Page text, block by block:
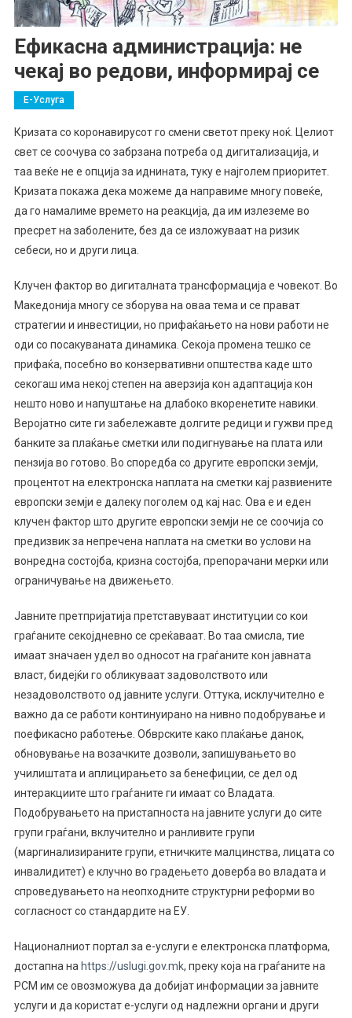
Ефикасна администрација: не
чекај во редови, информирај се
Е-Услуга
Кризата со коронавирусот го смени светот преку ноќ. Целиот
свет се соочува со забрзана потреба од дигитализација, и
таа веќе не е опција за иднината, туку е најголем приоритет.
Кризата покажа дека можеме да направиме многу повеќе,
да го намалиме времето на реакција, да им излеземе во
пресрет на заболените, без да се изложуваат на ризик
себеси, но и други лица.
Клучен фактор во дигиталната трансформација е човекот. Во
Македонија многу се зборува на оваа тема и се прават
стратегии и инвестиции, но прифаќањето на нови работи не
оди со посакуваната динамика. Секоја промена тешко се
прифаќа, посебно во конзервативни општества каде што
секогаш има некој степен на аверзија кон адаптација кон
нешто ново и напуштање на длабоко вкоренетите навики.
Веројатно сите ги забележавте долгите редици и гужви пред
банките за плаќање сметки или подигнување на плата или
пензија во готово. Во споредба со другите европски земји,
процентот на електронска наплата на сметки кај развиените
европски земји е далеку поголем од кај нас. Ова е и еден
клучен фактор што другите европски земји не се соочија со
предизвик за непречена наплата на сметки во услови на
вонредна состојба, кризна состојба, препорачани мерки или
ограничување на движењето.
Јавните претпријатија претставуваат институции со кои
граѓаните секојдневно се среќаваат. Во таа смисла, тие
имаат значаен удел во односот на граѓаните кон јавната
власт, бидејќи го обликуваат задоволството или
незадоволството од јавните услуги. Оттука, исклучително е
важно да се работи континуирано на нивно подобрување и
поефикасно работење. Обврските како плаќање данок,
обновување на возачките дозволи, запишувањето во
училиштата и аплицирањето за бенефиции, се дел од
интеракциите што граѓаните ги имаат со Владата.
Подобрувањето на пристапноста на јавните услуги до сите
групи граѓани, вклучително и ранливите групи
(маргинализираните групи, етничките малцинства, лицата со
инвалидитет) е клучно во градењето доверба во владата и
спроведувањето на неопходните структурни реформи во
согласност со стандардите на ЕУ.
Националниот портал за е-услуги е електронска платформа,
достапна на https://uslugi.gov.mk, преку која на граѓаните на
РСМ им се овозможува да добијат информации за јавните
услуги и да користат е-услуги од надлежни органи и други